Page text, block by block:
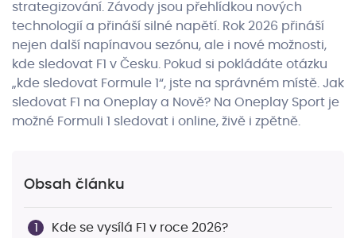
strategizování. Závody jsou přehlídkou nových
technologií a přináší silné napětí. Rok 2026 přináší
nejen další napínavou sezónu, ale i nové možnosti,
kde sledovat F1 v Česku. Pokud si pokládáte otázku
„kde sledovat Formule 1“, jste na správném místě. Jak
sledovat F1 na Oneplay a Nově? Na Oneplay Sport je
možné Formuli 1 sledovat i online, živě i zpětně.
Obsah článku
Kde se vysílá F1 v roce 2026?